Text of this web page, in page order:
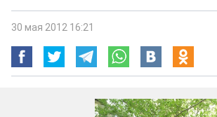
30 мая 2012 16:21